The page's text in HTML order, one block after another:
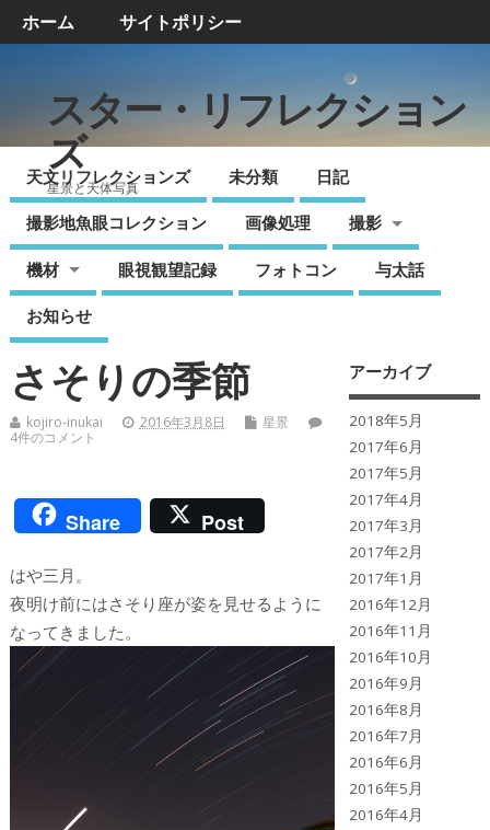
ホーム サイトポリシー
スター・リフレクション
ズ
星景と天体写真
天文リフレクションズ 未分類 日記
撮影地魚眼コレクション 画像処理 撮影
機材 眼視観望記録 フォトコン 与太話
お知らせ
さそりの季節
kojiro-inukai 2016年3月8日
星景
4件のコメント
Share Post
はや三月。
夜明け前にはさそり座が姿を見せるように
なってきました。
アーカイブ
2018年5月
2017年6月
2017年5月
2017年4月
2017年3月
2017年2月
2017年1月
2016年12月
2016年11月
2016年10月
2016年9月
2016年8月
2016年7月
2016年6月
2016年5月
2016年4月